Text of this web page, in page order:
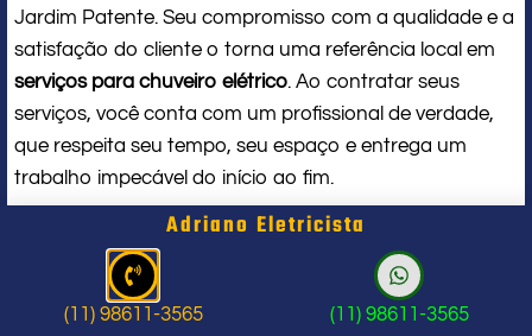
Jardim Patente. Seu compromisso com a qualidade e a
satisfação do cliente o torna uma referência local em
serviços para chuveiro elétrico. Ao contratar seus
serviços, você conta com um profissional de verdade,
que respeita seu tempo, seu espaço e entrega um
trabalho impecável do início ao fim.
Problema com chuveiro: sinais que
indicam a hora de chamar um
profissional
Adriano Eletricista
(11) 98611-3565 (11) 98611-3565